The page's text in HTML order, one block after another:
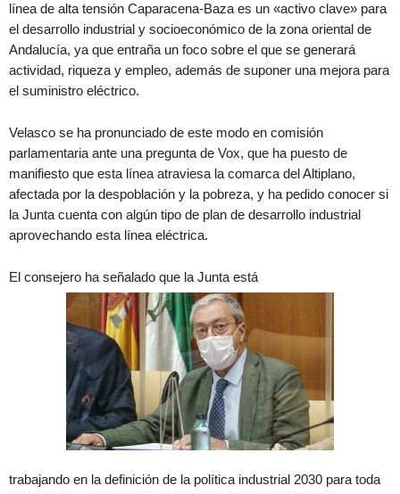
línea de alta tensión Caparacena-Baza es un «activo clave» para
el desarrollo industrial y socioeconómico de la zona oriental de
Andalucía, ya que entraña un foco sobre el que se generará
actividad, riqueza y empleo, además de suponer una mejora para
el suministro eléctrico.
Velasco se ha pronunciado de este modo en comisión
parlamentaria ante una pregunta de Vox, que ha puesto de
manifiesto que esta línea atraviesa la comarca del Altiplano,
afectada por la despoblación y la pobreza, y ha pedido conocer si
la Junta cuenta con algún tipo de plan de desarrollo industrial
aprovechando esta línea eléctrica.
El consejero ha señalado que la Junta está
trabajando en la definición de la política industrial 2030 para toda